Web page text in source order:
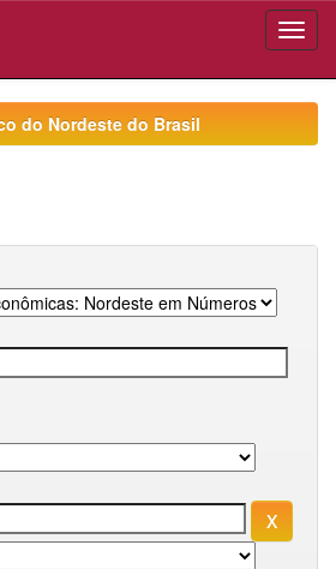
do Nordeste do Brasil